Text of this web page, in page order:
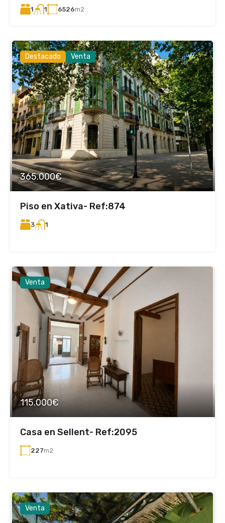
1 1 6526m2
Destacado Venta
365.000€
Piso en Xativa- Ref:874
3 1
Venta
115.000€
Casa en Sellent- Ref:2095
227m2
Venta